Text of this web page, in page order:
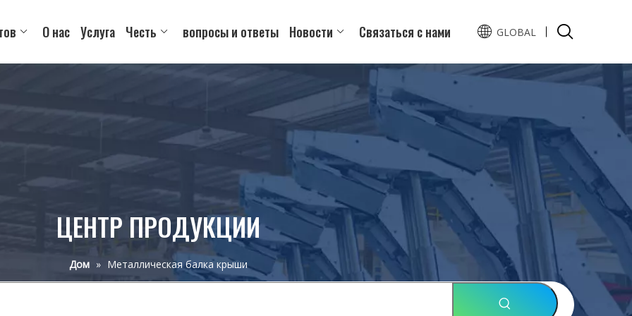
О нас Услуга Честь вопросы и ответы Новости Связаться с нами GLOBAL
Español
ЦЕНТР ПРОДУКЦИИ
Дом » Металлическая балка крыши